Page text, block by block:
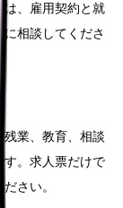
は、雇用契約と就
相談してくださ
業、教育、相談
す。求人票だけで
さい。